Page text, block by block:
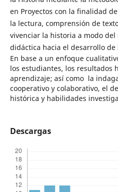
en Proyectos con la finalidad
la lectura, comprensión de
vivenciar la historia a modo
didáctica hacia el desarrollo
En base a un enfoque
los estudiantes, los resultados
aprendizaje; así como la
cooperativo y colaborativo, el
histórica y habilidades
Descargas